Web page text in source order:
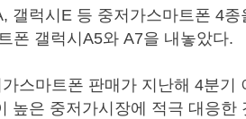
갤럭시E 등 중저가스마트폰 4종
폰 갤럭시A5와 A7을 내놓았다.
스마트폰 판매가 지난해 4분기
높은 중저가시장에 적극 대응한